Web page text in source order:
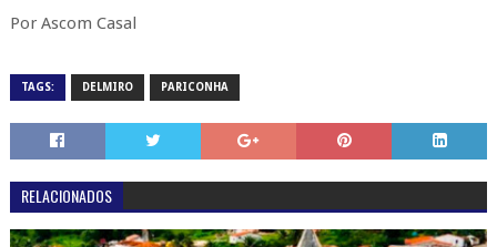
Por Ascom Casal
TAGS: DELMIRO PARICONHA
RELACIONADOS